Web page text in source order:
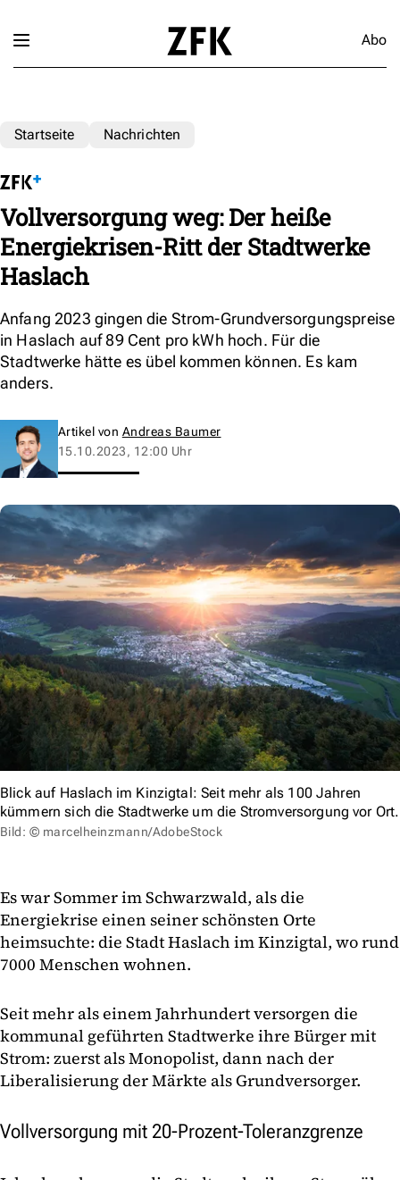
Abo
Startseite Nachrichten
Vollversorgung weg: Der heiße
Energiekrisen-Ritt der Stadtwerke
Haslach
Anfang 2023 gingen die Strom-Grundversorgungspreise
in Haslach auf 89 Cent pro kWh hoch. Für die
Stadtwerke hätte es übel kommen können. Es kam
anders.
Artikel von Andreas Baumer
15.10.2023, 12:00 Uhr
Blick auf Haslach im Kinzigtal: Seit mehr als 100 Jahren
kümmern sich die Stadtwerke um die Stromversorgung vor Ort.
Bild: © marcelheinzmann/AdobeStock
Es war Sommer im Schwarzwald, als die
Energiekrise einen seiner schönsten Orte
heimsuchte: die Stadt Haslach im Kinzigtal, wo rund
7000 Menschen wohnen.
Seit mehr als einem Jahrhundert versorgen die
kommunal geführten Stadtwerke ihre Bürger mit
Strom: zuerst als Monopolist, dann nach der
Liberalisierung der Märkte als Grundversorger.
Vollversorgung mit 20-Prozent-Toleranzgrenze